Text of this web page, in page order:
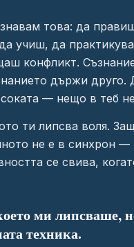
това: да
учиш, да
конфликт.
държи друго.
— нещо в теб не
ти липсва воля.
не е в синхрон —
се свива,
ми липсваше,
техника.